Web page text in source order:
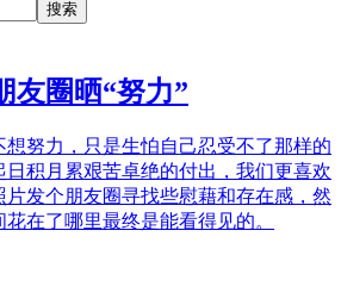
友圈晒“努力”
努力，只是生怕自己忍受不了那样的
积月累艰苦卓绝的付出，我们更喜欢
发个朋友圈寻找些慰藉和存在感，然
在了哪里最终是能看得见的。